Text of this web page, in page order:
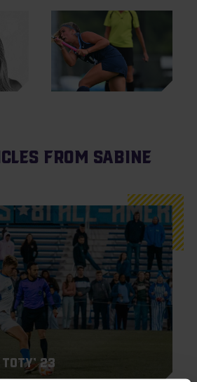
from Sabine
23